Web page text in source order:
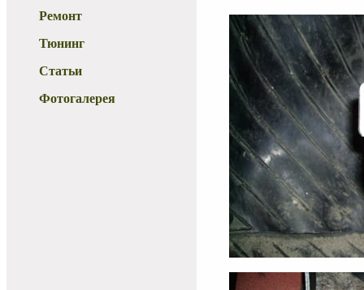
Ремонт
Тюнинг
Статьи
Фотогалерея